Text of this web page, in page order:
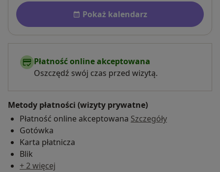
Dostępność
Pokaż kalendarz
Płatność online akceptowana
Oszczędź swój czas przed wizytą.
Metody płatności (wizyty prywatne)
Płatność online akceptowana Szczegóły
Gotówka
Karta płatnicza
Blik
+ 2 więcej